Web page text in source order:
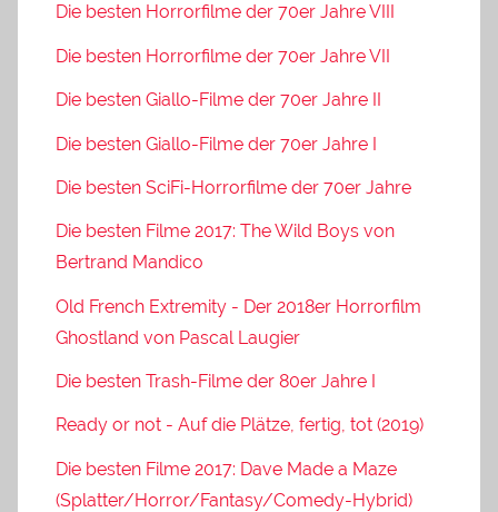
Die besten Horrorfilme der 70er Jahre VIII
Die besten Horrorfilme der 70er Jahre VII
Die besten Giallo-Filme der 70er Jahre II
Die besten Giallo-Filme der 70er Jahre I
Die besten SciFi-Horrorfilme der 70er Jahre
Die besten Filme 2017: The Wild Boys von
Bertrand Mandico
Old French Extremity - Der 2018er Horrorfilm
Ghostland von Pascal Laugier
Die besten Trash-Filme der 80er Jahre I
Ready or not - Auf die Plätze, fertig, tot (2019)
Die besten Filme 2017: Dave Made a Maze
(Splatter/Horror/Fantasy/Comedy-Hybrid)